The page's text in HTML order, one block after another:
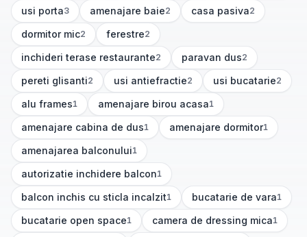
usi porta
(3articole)
3 amenajare baie
(2articole) 2 casa pasiva
(2articole) 2
dormitor mic
(2articole) 2 ferestre
(2articole)
2
inchideri terase restaurante
(2articole) 2 paravan dus
(2articole) 2
pereti glisanti
(2articole) 2 usi antiefractie
(2articole) 2 usi bucatarie
(2articole) 2
alu frames
(1articole) 1 amenajare birou acasa
(1articole) 1
amenajare cabina de dus
(1articole) 1 amenajare dormitor
(1articole) 1
amenajarea balconului
(1articole) 1
autorizatie inchidere balcon
(1articole) 1
balcon inchis cu sticla incalzit
(1articole) 1 bucatarie de vara
(1articole) 1
bucatarie open space
(1articole) 1 camera de dressing mica
(1articole) 1